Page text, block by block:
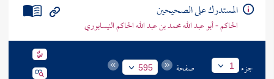
المستدرك على الصحيحين
الحاكم - أبو عبد الله محمد بن عبد الله الحاكم النيسابوري
جزء 1 صفحة 595